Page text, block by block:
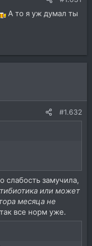
А то я уж думал ты
#1.632
слабость замучила,
или может
месяца не
все норм уже.